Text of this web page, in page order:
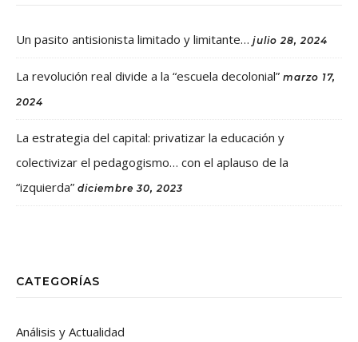
Un pasito antisionista limitado y limitante… julio 28, 2024
La revolución real divide a la “escuela decolonial” marzo 17,
2024
La estrategia del capital: privatizar la educación y
colectivizar el pedagogismo… con el aplauso de la
“izquierda” diciembre 30, 2023
CATEGORÍAS
Análisis y Actualidad